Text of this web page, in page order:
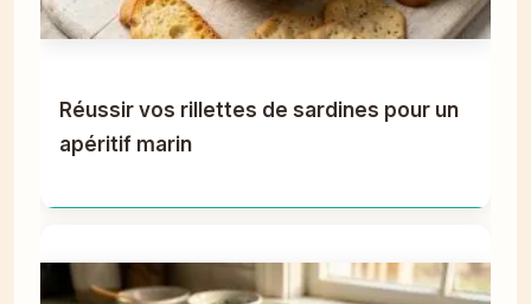
Réussir vos rillettes de sardines pour un
apéritif marin